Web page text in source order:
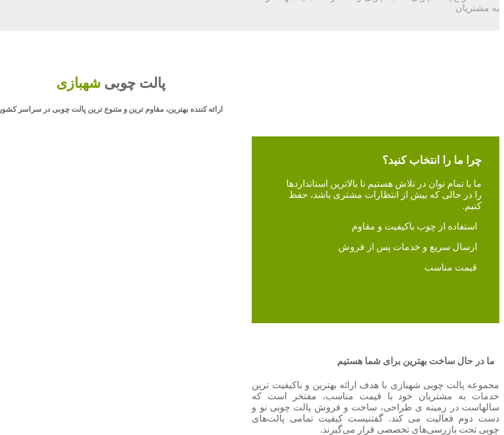
به مشتریان
پالت چوبیشهبازی
ارائه کننده بهترین، مقاوم ترین و متنوع ترین پالت چوبی در سراسر کشور
چرا ما را انتخاب کنید؟
ما با تمام توان در تلاش هستیم تا بالاترین استانداردها
را در حالی که بیش از انتظارات مشتری باشد، حفظ
کنیم.
استفاده از چوب باکیفیت و مقاوم
ارسال سریع و خدمات پس از فروش
قیمت مناسب
ما در حال ساخت بهترین برای شما هستیم
مجموعه پالت چوبی شهبازی با هدف ارائه بهترین و باکیفیت ترین
خدمات به مشتریان خود با قیمت مناسب، مفتخر است که
سالهاست در زمینه ی طراحی، ساخت و فروش پالت چوبی نو و
دست دوم فعالیت می کند. گفتنیست کیفیت تمامی پالت‌های
چوبی تحت بازرسی‌های تخصصی قرار می‌گیرند.